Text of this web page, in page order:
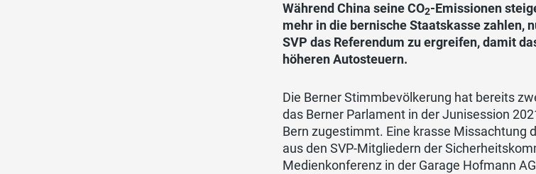
Während China seine CO2-Emissionen
mehr in die bernische Staatskasse zahlen,
SVP das Referendum zu ergreifen, damit
höheren Autosteuern.
Die Berner Stimmbevölkerung hat bereits
das Berner Parlament in der Junisession
Bern zugestimmt. Eine krasse Missachtung
aus den SVP-Mitgliedern der
Medienkonferenz in der Garage Hofmann